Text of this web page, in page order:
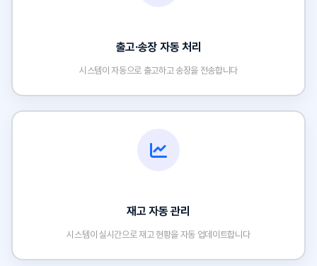
출고·송장 자동 처리
시스템이 자동으로 출고하고 송장을 전송합니다
재고 자동 관리
시스템이 실시간으로 재고 현황을 자동 업데이트합니다